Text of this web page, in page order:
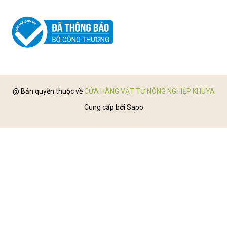
@ Bản quyền thuộc vềCỬA HÀNG VẬT TƯ NÔNG NGHIỆP KHUYA
Cung cấp bởi Sapo